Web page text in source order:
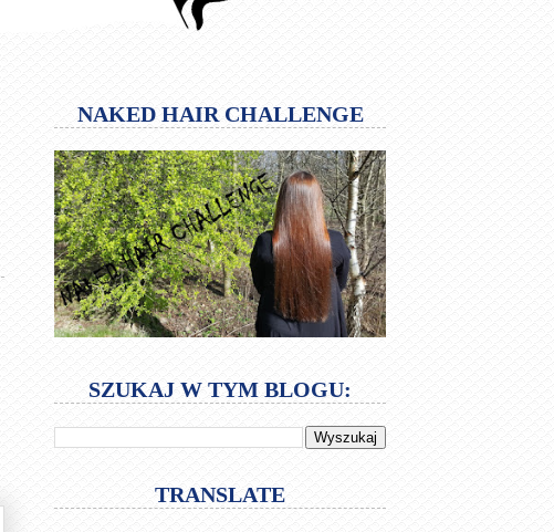
NAKED HAIR CHALLENGE
SZUKAJ W TYM BLOGU:
TRANSLATE